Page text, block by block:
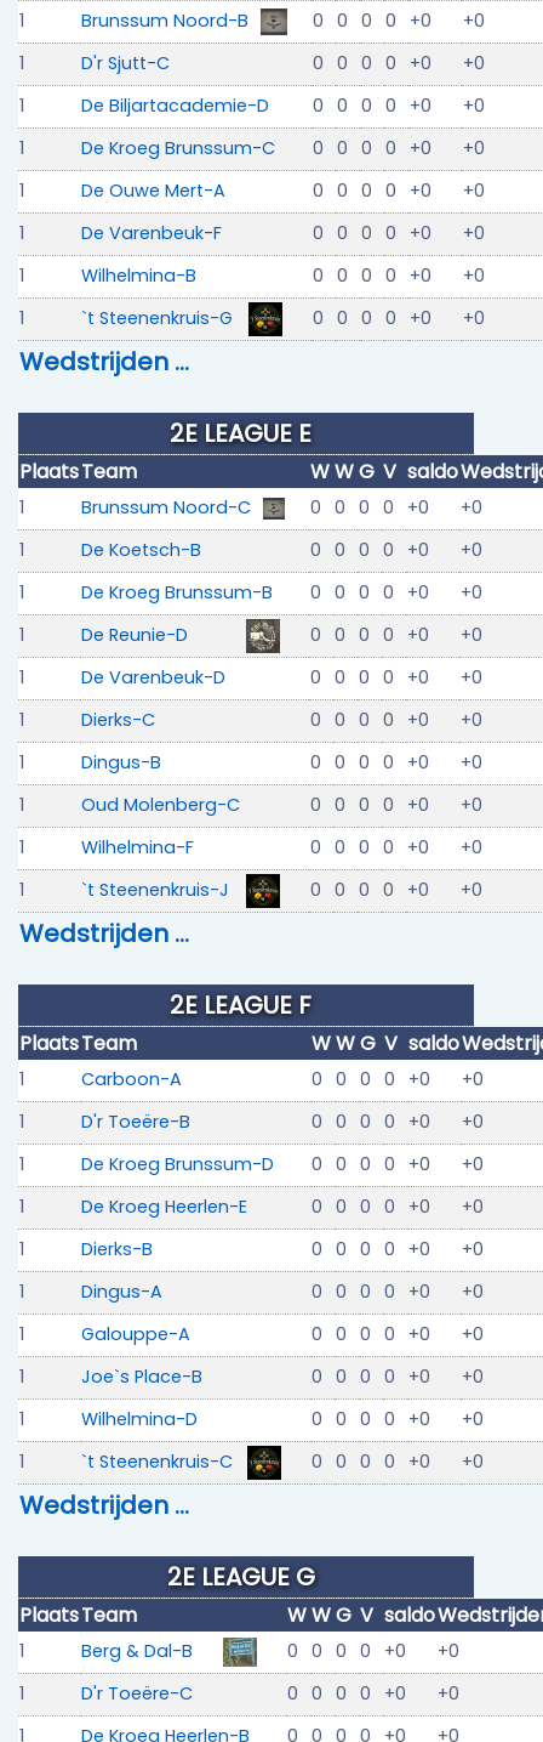
1 Brunssum Noord-B 0 0 0 0 +0
+0
1
D'r Sjutt-C 0 0 0 0 +0
+0
1
De Biljartacademie-D 0 0 0 0 +0
+0
1
De Kroeg Brunssum-C 0 0 0 0 +0
+0
1
De Ouwe Mert-A 0 0 0 0 +0
+0
1
De Varenbeuk-F 0 0 0 0 +0
+0
1
Wilhelmina-B 0 0 0 0 +0
+0
1
`t Steenenkruis-G 0 0 0 0 +0 +0
Wedstrijden …
2E LEAGUE E
PlaatsTeam WWG V saldo
1 Brunssum Noord-C 0 0 0 0 +0
+0
1
De Koetsch-B 0 0 0 0 +0
+0
1
De Kroeg Brunssum-B 0 0 0 0 +0
+0
1
De Reunie-D 0 0 0 0 +0
+0
1
De Varenbeuk-D 0 0 0 0 +0
+0
1
Dierks-C 0 0 0 0 +0
+0
1
Dingus-B 0 0 0 0 +0
+0
1
Oud Molenberg-C 0 0 0 0 +0
+0
1
Wilhelmina-F 0 0 0 0 +0
+0
1
`t Steenenkruis-J 0 0 0 0 +0 +0
Wedstrijden …
2E LEAGUE F
PlaatsTeam WWG V saldo
1 Carboon-A 0 0 0 0 +0
+0
1
D'r Toeëre-B 0 0 0 0 +0
+0
1
De Kroeg Brunssum-D 0 0 0 0 +0
+0
1
De Kroeg Heerlen-E 0 0 0 0 +0
+0
1
Dierks-B 0 0 0 0 +0
+0
1
Dingus-A 0 0 0 0 +0
+0
1
Galouppe-A 0 0 0 0 +0
+0
1
Joe`s Place-B 0 0 0 0 +0
+0
1
Wilhelmina-D 0 0 0 0 +0
+0
1
`t Steenenkruis-C 0 0 0 0 +0 +0
Wedstrijden …
2E LEAGUE G
PlaatsTeam WWG V saldo
1 Berg & Dal-B 0 0 0 0 +0
+0
1
D'r Toeëre-C 0 0 0 0 +0
+0
1
De Kroeg Heerlen-B 0 0 0 0 +0
+0